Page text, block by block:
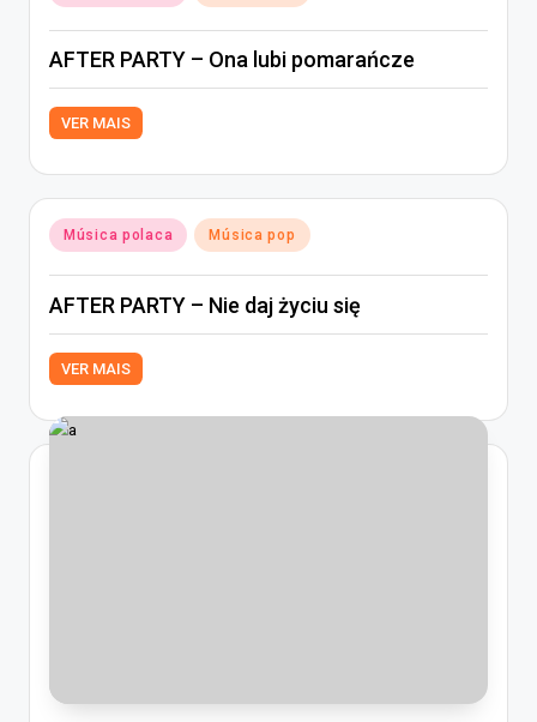
in
AFTER PARTY – Ona lubi pomarańcze
VER MAIS
Posted
in
Música polaca Música pop
AFTER PARTY – Nie daj życiu się
VER MAIS